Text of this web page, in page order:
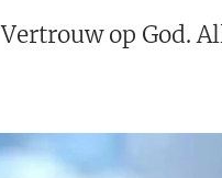
Vertrouw op God.